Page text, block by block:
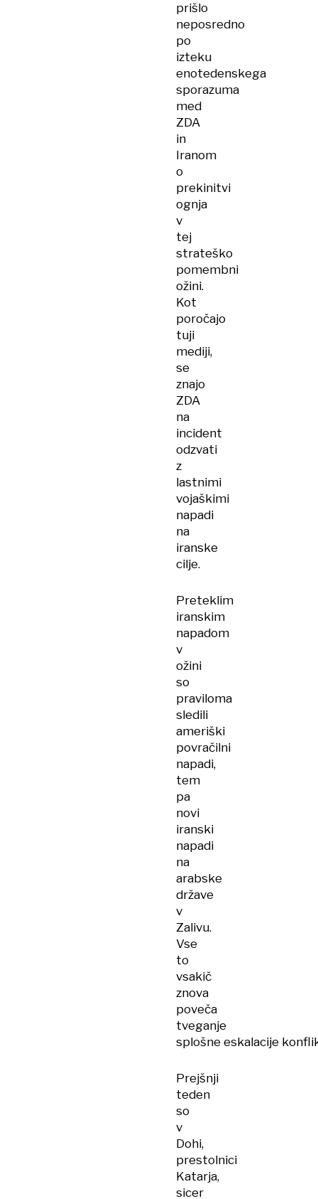
prišlo
neposredno
po
izteku
enotedenskega
sporazuma
med
ZDA
in
Iranom
o
prekinitvi
ognja
v
tej
strateško
pomembni
ožini.
Kot
poročajo
tuji
mediji,
se
znajo
ZDA
na
incident
odzvati
z
lastnimi
vojaškimi
napadi
na
iranske
cilje.
Preteklim
iranskim
napadom
v
ožini
so
praviloma
sledili
ameriški
povračilni
napadi,
tem
pa
novi
iranski
napadi
na
arabske
države
v
Zalivu.
Vse
to
vsakič
znova
poveča
tveganje
splošne eskalacije
Prejšnji
teden
so
v
Dohi,
prestolnici
Katarja,
sicer